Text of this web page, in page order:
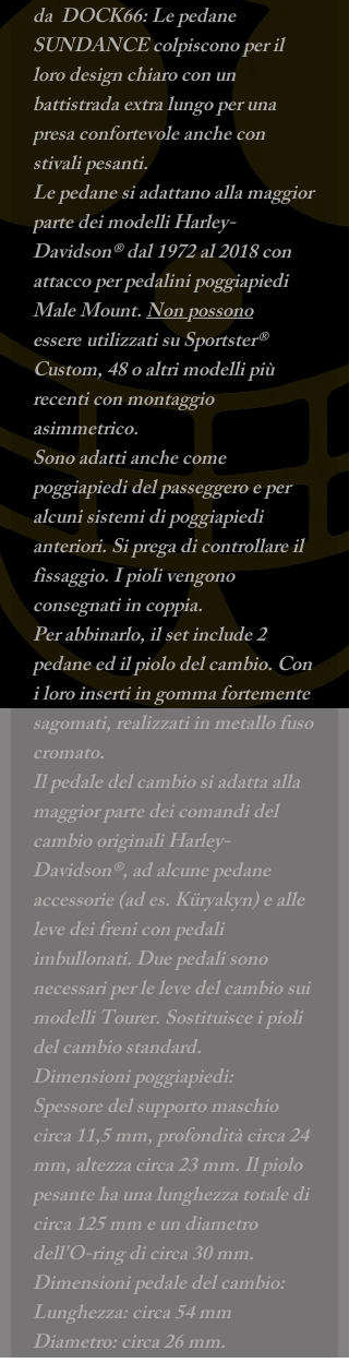
da DOCK66:Le pedane
SUNDANCE colpiscono per il
loro design chiaro con un
battistrada extra lungo per una
presa confortevole anche con
stivali pesanti.
Le pedane si adattano alla maggior
parte dei modelli Harley-
Davidson® dal 1972 al 2018 con
attacco per pedalini poggiapiedi
Male Mount.Nonpossono
essereutilizzati su Sportster®
Custom, 48 o altri modelli più
recenti con montaggio
asimmetrico.
Sono adatti anche come
poggiapiedi del passeggero e per
alcuni sistemi di poggiapiedi
anteriori. Si prega di controllare il
fissaggio. I pioli vengono
consegnati in coppia.
Per abbinarlo, il set include 2
pedane ed il piolo del cambio. Con
i loro inserti in gomma fortemente
sagomati, realizzati in metallo fuso
cromato.
Il pedale del cambio si adatta alla
maggior parte dei comandi del
cambio originali Harley-
Davidson®, ad alcune pedane
accessorie (ad es. Küryakyn) e alle
leve dei freni con pedali
imbullonati. Due pedali sono
necessari per le leve del cambio sui
modelli Tourer. Sostituisce i pioli
del cambio standard.
Dimensioni poggiapiedi:
Spessore del supporto maschio
circa 11,5 mm, profondità circa 24
mm, altezza circa 23 mm. Il piolo
pesante ha una lunghezza totale di
circa 125 mm e un diametro
dell'O-ring di circa 30 mm.
Dimensioni pedale del cambio:
Lunghezza: circa 54 mm
Diametro: circa 26 mm.